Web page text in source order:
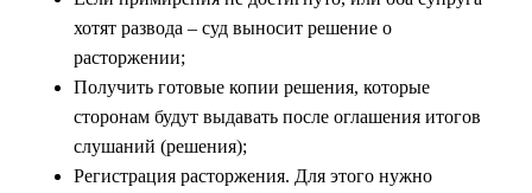
хотят развода – суд выносит решение о
расторжении;
Получить готовые копии решения, которые
сторонам будут выдавать после оглашения итогов
слушаний (решения);
Регистрация расторжения. Для этого нужно